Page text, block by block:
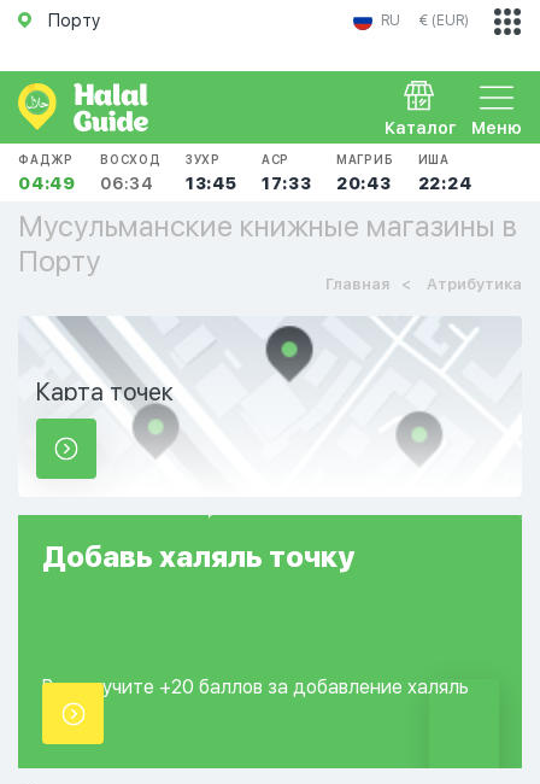
Порту RU € (EUR)
Меню
Каталог
ФАДЖР
04:49
ВОСХОД
06:34
ЗУХР
13:45
АСР
17:33
МАГРИБ
20:43
ИША
22:24
Мусульманские книжные магазины в
Порту
Главная Атрибутика
Карта точек
Добавь халяль точку
Вы получите +20 баллов за добавление халяль
точки.